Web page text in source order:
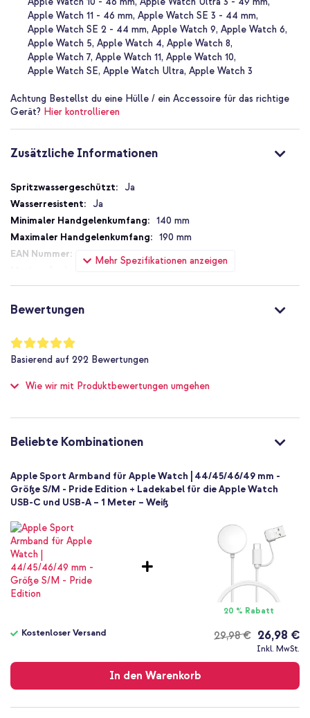
Verfügt über eine Aluminium-Pinschließe
Leichtgewichtig und fühlt sich seidig weich an
Sorgt für ein schlankes, sportliches Aussehen
Schweiß- und schwimmfest
Inklusive 1 Jahr Garantie
Ob du intensiv Sport treiben oder einfach mal ein anderes
Apple Watch 11 - 46 mm Apple Watch SE 3 - 44 mm
Apple Watch SE 2 - 44 mm Apple Watch 9 Apple Watch 6
Apple Watch 5 Apple Watch 4 Apple Watch 8
Apple Watch 7 Apple Watch 11 Apple Watch 10
Apple Watch SE Apple Watch Ultra Apple Watch 3
Achtung Bestellst du eine Hülle / ein Accessoire für das richtige
Gerät? Hier kontrollieren
Zusätzliche Informationen
Mehr Spezifikationen anzeigen
Zusätzliche
Informationen
Ja
Ja
140 mm
190 mm
195949082092
MUQ33ZM/A
Bunt
Silikon und TPU (weich)
1 Pc
Größe S/M
Stiftverschluss
Bewertungen
Bewertung:
99
%
of
Basierend auf 292 Bewertungen
Wie wir mit Produktbewertungen umgehen
Beliebte Kombinationen
Apple Sport Armband für Apple Watch | 44/45/46/49 mm -
Größe S/M - Pride Edition + Ladekabel für die Apple Watch
USB-C und USB-A – 1 Meter – Weiß
20 % Rabatt
29,98 €
Kostenloser Versand 26,98 €
Inkl. MwSt.
In den Warenkorb
Versand